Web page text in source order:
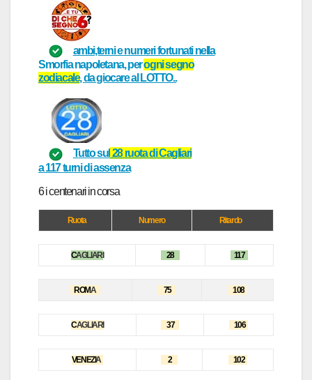
ambi,terni e numeri fortunatinella
Smorfia napoletana, perognisegno
zodiacale, da giocare al LOTTO..
Tutto sul 28 ruota diCagliari
a117turnidi assenza
6 i centenari in corsa
Ruota Numero Ritardo
CAGLIARI 28 117
ROMA 75 108
CAGLIARI 37 106
VENEZIA 2 102